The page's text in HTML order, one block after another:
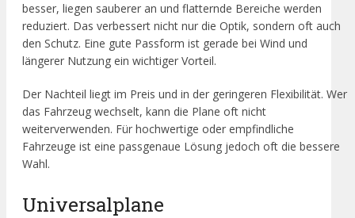
besser, liegen sauberer an und flatternde Bereiche werden
reduziert. Das verbessert nicht nur die Optik, sondern oft auch
den Schutz. Eine gute Passform ist gerade bei Wind und
längerer Nutzung ein wichtiger Vorteil.
Der Nachteil liegt im Preis und in der geringeren Flexibilität. Wer
das Fahrzeug wechselt, kann die Plane oft nicht
weiterverwenden. Für hochwertige oder empfindliche
Fahrzeuge ist eine passgenaue Lösung jedoch oft die bessere
Wahl.
Universalplane